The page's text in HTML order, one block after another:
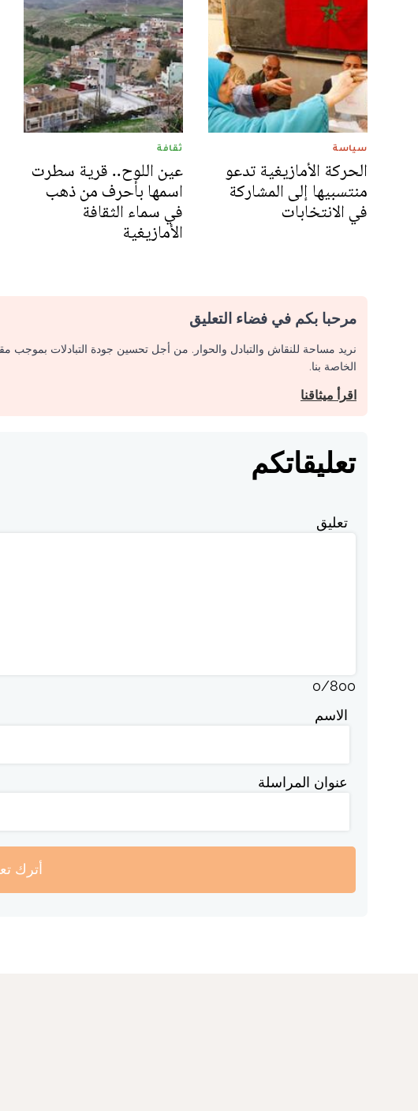
سياسة
الحركة الأمازيغية تدعو
منتسبيها إلى المشاركة
في الانتخابات
ثقافة
عين اللوح.. قرية سطرت
اسمها بأحرف من ذهب
في سماء الثقافة
الأمازيغية
مرحبا بكم في فضاء التعليق
نريد مساحة للنقاش والتبادل والحوار. من أجل تحسين جودة التبادلات بموجب
الخاصة بنا.
اقرأ ميثاقنا
تعليقاتكم
تعليق
0/800
الاسم
عنوان المراسلة
أترك